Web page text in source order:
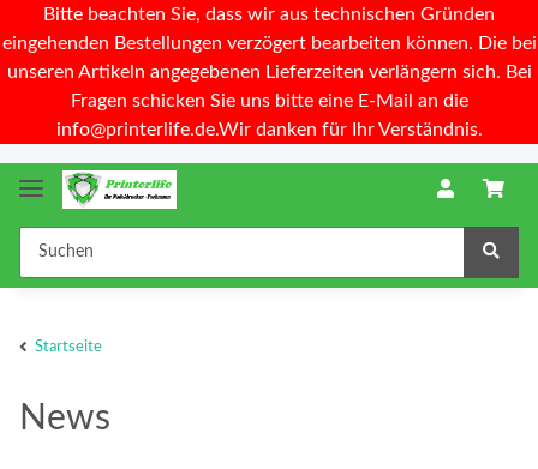
Bitte beachten Sie, dass wir aus technischen Gründen
eingehenden Bestellungen verzögert bearbeiten können. Die bei
unseren Artikeln angegebenen Lieferzeiten verlängern sich. Bei
Fragen schicken Sie uns bitte eine E-Mail an die
info@printerlife.de.Wir danken für Ihr Verständnis.
Startseite
News